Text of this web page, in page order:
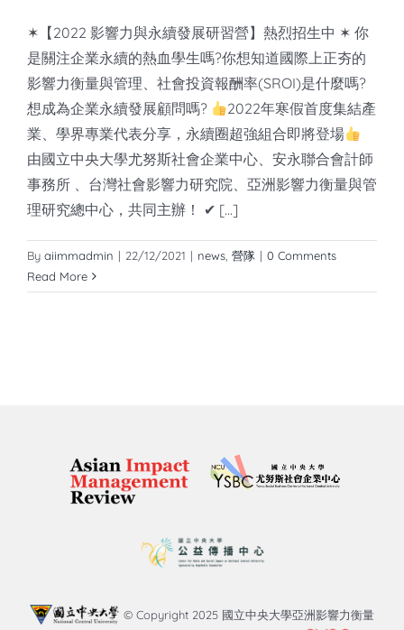
✶【2022 影響力與永續發展研習營】熱烈招生中 ✶ 你
是關注企業永續的熱血學生嗎?你想知道國際上正夯的
影響力衡量與管理、社會投資報酬率(SROI)是什麼嗎?
想成為企業永續發展顧問嗎?
2022年寒假首度集結產
業、學界專業代表分享，永續圈超強組合即將登場
由國立中央大學尤努斯社會企業中心、安永聯合會計師
事務所 、台灣社會影響力研究院、亞洲影響力衡量與管
理研究總中心，共同主辦！ ✔ [...]
By aiimmadmin | 22/12/2021 | news, 營隊 | 0 Comments
Read More
© Copyright 2025 國立中央大學亞洲影響力衡量